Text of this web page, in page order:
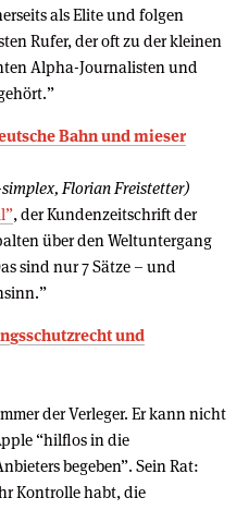
als Elite und folgen
Rufer, der oft zu der kleinen
Alpha-Journalisten und
Bahn und mieser
Florian Freistetter)
, der Kundenzeitschrift der
über den Weltuntergang
sind nur 7 Sätze – und
und
der Verleger. Er kann nicht
“hilflos in die
begeben”. Sein Rat:
Kontrolle habt, die